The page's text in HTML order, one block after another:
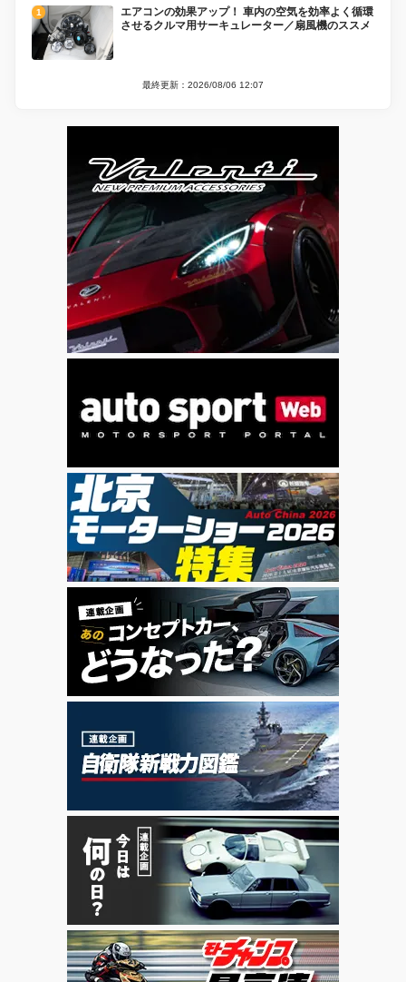
エアコンの効果アップ！ 車内の空気を効率よく循環
させるクルマ用サーキュレーター／扇風機のススメ
最終更新：2026/08/06 12:07